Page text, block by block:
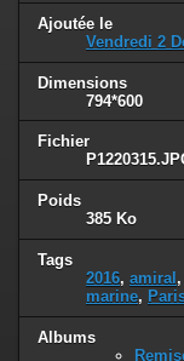
Ajoutée le
Vendredi 2
Dimensions
794*600
Fichier
Poids
385 Ko
Tags
2016, amiral ,
marine,
Albums